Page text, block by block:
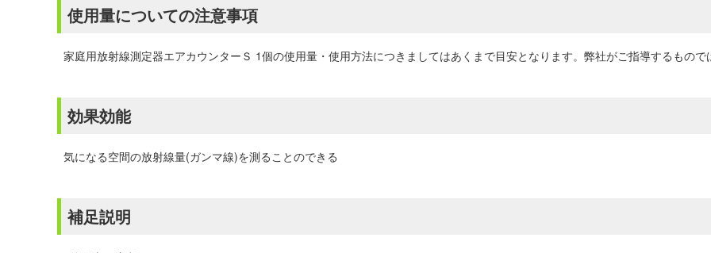
使用量についての注意事項
家庭用放射線測定器エアカウンターＳ 1個の使用量・使用方法につきましてはあくまで目安となります。弊社がご指導するもので
効果効能
気になる空間の放射線量(ガンマ線)を測ることのできる
補足説明